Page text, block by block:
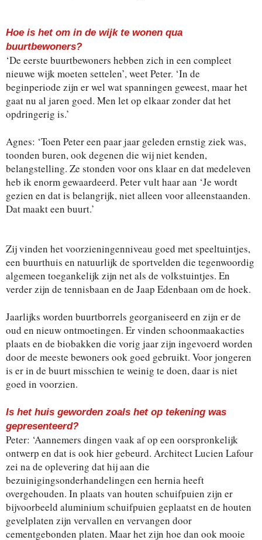
Hoe is het om in de wijk te wonen qua
buurtbewoners?
‘De eerste buurtbewoners hebben zich in een compleet
nieuwe wijk moeten settelen’, weet Peter. ‘In de
beginperiode zijn er wel wat spanningen geweest, maar het
gaat nu al jaren goed. Men let op elkaar zonder dat het
opdringerig is.’
Agnes: ‘Toen Peter een paar jaar geleden ernstig ziek was,
toonden buren, ook degenen die wij niet kenden,
belangstelling. Ze stonden voor ons klaar en dat medeleven
heb ik enorm gewaardeerd. Peter vult haar aan ‘Je wordt
gezien en dat is belangrijk, niet alleen voor alleenstaanden.
Dat maakt een buurt.’
Zij vinden het voorzieningenniveau goed met speeltuintjes,
een buurthuis en natuurlijk de sportvelden die tegenwoordig
algemeen toegankelijk zijn net als de volkstuintjes. En
verder zijn de tennisbaan en de Jaap Edenbaan om de hoek.
Jaarlijks worden buurtborrels georganiseerd en zijn er de
oud en nieuw ontmoetingen. Er vinden schoonmaakacties
plaats en de biobakken die vorig jaar zijn ingevoerd worden
door de meeste bewoners ook goed gebruikt. Voor jongeren
is er in de buurt misschien te weinig te doen, daar is niet
goed in voorzien.
Is het huis geworden zoals het op tekening was
gepresenteerd?
Peter: ‘Aannemers dingen vaak af op een oorspronkelijk
ontwerp en dat is ook hier gebeurd. Architect Lucien Lafour
zei na de oplevering dat hij aan die
bezuinigingsonderhandelingen een hernia heeft
overgehouden. In plaats van houten schuifpuien zijn er
bijvoorbeeld aluminium schuifpuien geplaatst en de houten
gevelplaten zijn vervallen en vervangen door
cementgebonden platen. Maar het zijn hoe dan ook mooie